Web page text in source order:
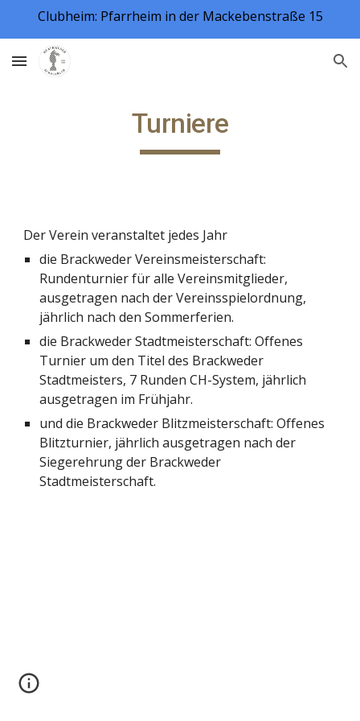
Clubheim: Pfarrheim in der Mackebenstraße 15
Turniere
Der Verein veranstaltet jedes Jahr
die Brackweder Vereinsmeisterschaft:
Rundenturnier für alle Vereinsmitglieder,
ausgetragen nach der Vereinsspielordnung,
jährlich nach den Sommerferien.
die Brackweder Stadtmeisterschaft: Offenes
Turnier um den Titel des Brackweder
Stadtmeisters, 7 Runden CH-System, jährlich
ausgetragen im Frühjahr.
und die Brackweder Blitzmeisterschaft: Offenes
Blitzturnier, jährlich ausgetragen nach der
Siegerehrung der Brackweder
Stadtmeisterschaft.